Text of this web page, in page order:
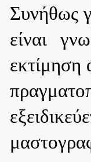
Συνήθως
είναι
εκτίμηση